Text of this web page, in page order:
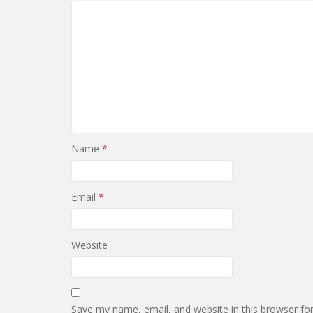
Name *
Email *
Website
Save my name, email, and website in this browser